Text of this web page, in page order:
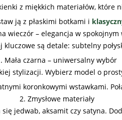
z miękkich materiałów,
ją z płaskimi botkami i
wieczór – elegancja w spokojnym
są detale: subtelny
Mała czarna – uniwersalny wybór
stylizacji. Wybierz model o
koronkowymi wstawkami.
2. Zmysłowe materiały
jedwab, aksamit czy satyna.